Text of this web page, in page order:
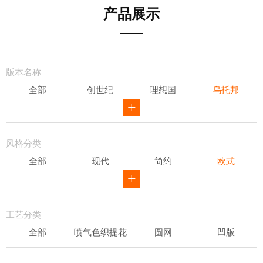
产品展示
版本名称
全部
创世纪 理想国 乌托邦
风格分类
全部
现代 简约 欧式
工艺分类
全部
喷气色织提花 圆网 凹版